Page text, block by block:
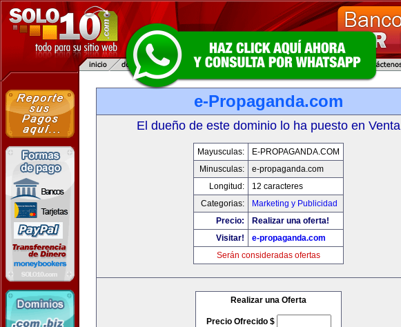
e-Propaganda.com
El dueño de este dominio lo ha puesto en Venta
Mayusculas:
E-PROPAGANDA.COM
Minusculas:
e-propaganda.com
Longitud:
12 caracteres
Categorias:
Marketing y Publicidad
Precio:
Realizar una oferta!
Visitar!
e-propaganda.com
Serán consideradas ofertas
Realizar una Oferta
Precio Ofrecido $